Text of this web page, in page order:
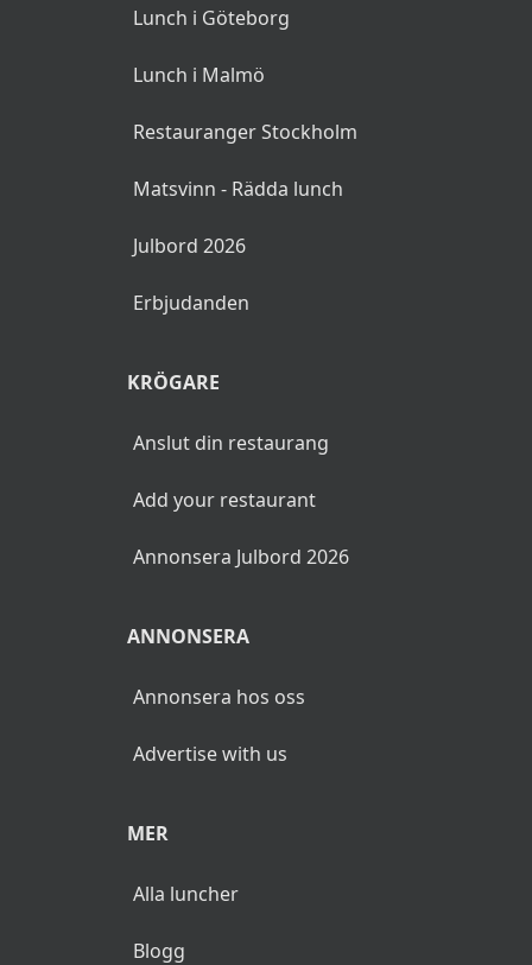
Lunch i Göteborg
Lunch i Malmö
Restauranger Stockholm
Matsvinn - Rädda lunch
Julbord 2026
Erbjudanden
KRÖGARE
Anslut din restaurang
Add your restaurant
Annonsera Julbord 2026
ANNONSERA
Annonsera hos oss
Advertise with us
MER
Alla luncher
Blogg